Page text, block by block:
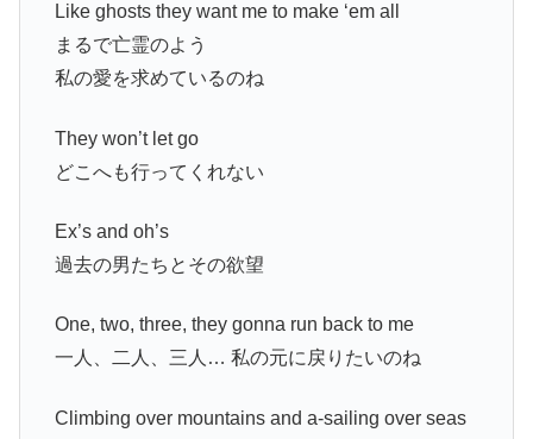
Like ghosts they want me to make ‘em all
まるで亡霊のよう
私の愛を求めているのね
They won’t let go
どこへも行ってくれない
Ex’s and oh’s
過去の男たちとその欲望
One, two, three, they gonna run back to me
一人、二人、三人… 私の元に戻りたいのね
Climbing over mountains and a-sailing over seas